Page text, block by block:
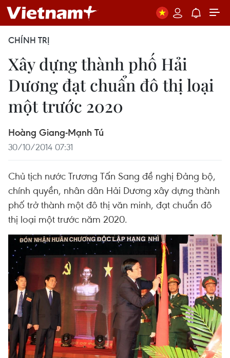
CHÍNH TRỊ
Xây dựng thành phố Hải
Dương đạt chuẩn đô thị loại
một trước 2020
Hoàng Giang-Mạnh Tú
30/10/2014 07:31
Chủ tịch nước Trương Tấn Sang đề nghị Đảng bộ,
chính quyền, nhân dân Hải Dương xây dựng thành
phố trở thành một đô thị văn minh, đạt chuẩn đô
thị loại một trước năm 2020.